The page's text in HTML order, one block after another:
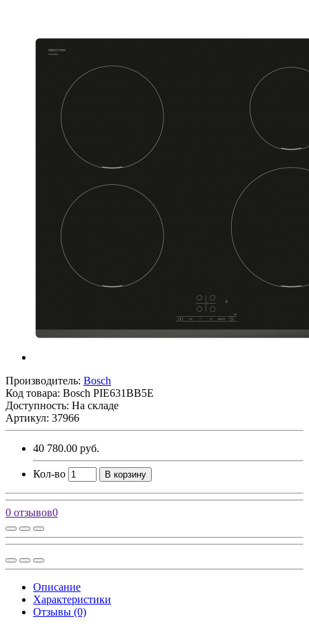
Производитель: Bosch
Код товара: Bosch PIE631BB5E
Доступность: На складе
Артикул: 37966
40 780.00 руб.
Кол-во В корзину
0 отзывов0
Описание
Характеристики
Отзывы (0)